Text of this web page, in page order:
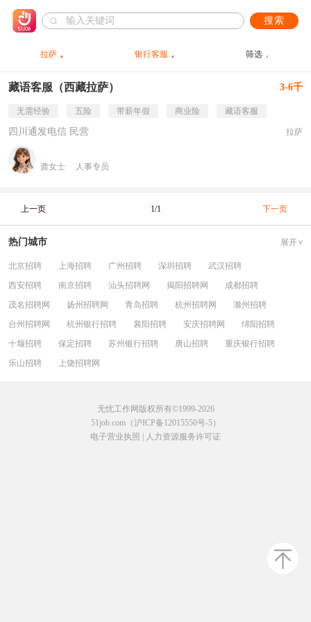
搜索
拉萨 银行客服 筛选
藏语客服（西藏拉萨） 3-6千
无需经验 五险 带薪年假 商业险 藏语客服
四川通发电信 民营 拉萨
龚女士 人事专员
上一页 1/1 下一页
热门城市 展开
北京招聘 上海招聘 广州招聘 深圳招聘
武汉招聘
西安招聘
南京招聘 汕头招聘网 揭阳招聘网
成都招聘
茂名招聘网
扬州招聘网 青岛招聘 杭州招聘网
滁州招聘
台州招聘网
杭州银行招聘 襄阳招聘 安庆招聘网
绵阳招聘
十堰招聘
保定招聘 苏州银行招聘 唐山招聘
重庆银行招聘
乐山招聘
上饶招聘网
无忧工作网版权所有©1999-2026
51job.com（沪ICP备12015550号-5）
电子营业执照
人力资源服务许可证